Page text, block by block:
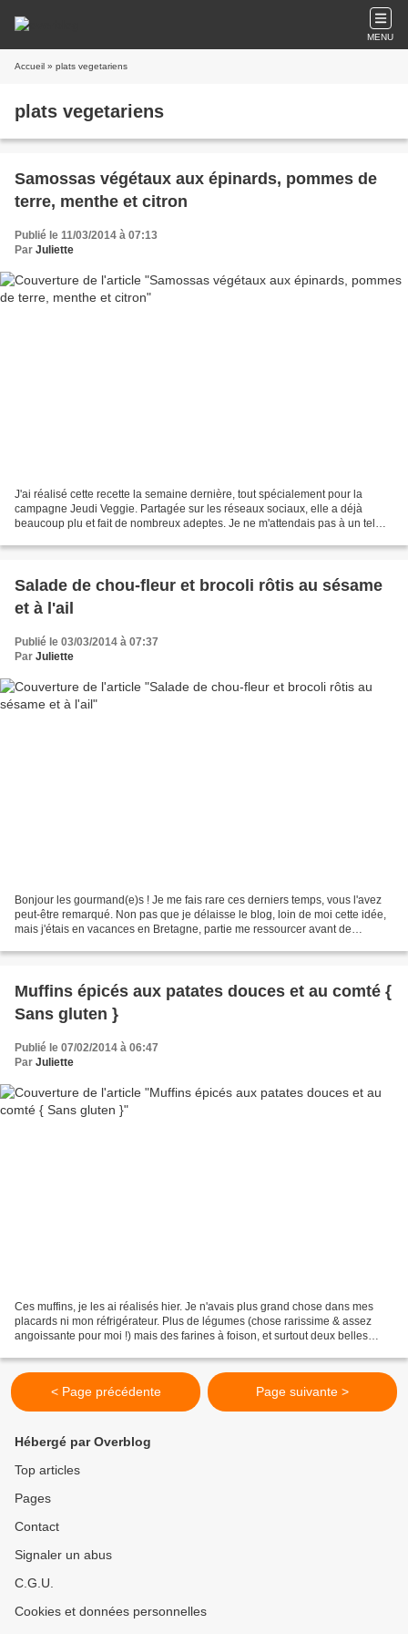
MENU
Accueil » plats vegetariens
plats vegetariens
Samossas végétaux aux épinards, pommes de
terre, menthe et citron
Publié le 11/03/2014 à 07:13
Par Juliette
J'ai réalisé cette recette la semaine dernière, tout spécialement pour la
campagne Jeudi Veggie. Partagée sur les réseaux sociaux, elle a déjà
beaucoup plu et fait de nombreux adeptes. Je ne m'attendais pas à un tel
Salade de chou-fleur et brocoli rôtis au sésame
et à l'ail
Publié le 03/03/2014 à 07:37
Par Juliette
Bonjour les gourmand(e)s ! Je me fais rare ces derniers temps, vous l'avez
peut-être remarqué. Non pas que je délaisse le blog, loin de moi cette idée,
mais j'étais en vacances en Bretagne, partie me ressourcer avant de
Muffins épicés aux patates douces et au comté {
Sans gluten }
Publié le 07/02/2014 à 06:47
Par Juliette
Ces muffins, je les ai réalisés hier. Je n'avais plus grand chose dans mes
placards ni mon réfrigérateur. Plus de légumes (chose rarissime & assez
angoissante pour moi !) mais des farines à foison, et surtout deux belles
< Page précédente Page suivante >
Hébergé par Overblog
Top articles
Pages
Contact
Signaler un abus
C.G.U.
Cookies et données personnelles